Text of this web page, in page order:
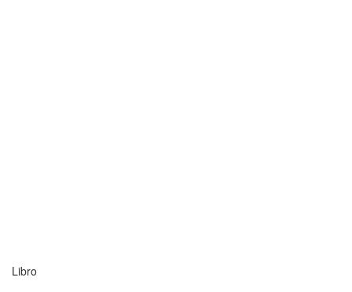
Libro